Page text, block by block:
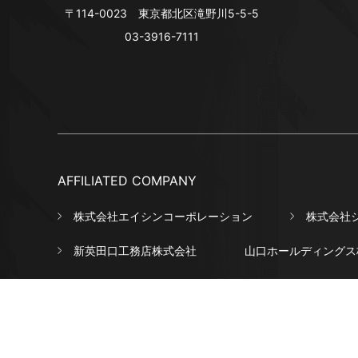
〒114-0023 東京都北区滝野川5-5-5
03-3916-7111
AFFILIATED COMPANY
株式会社エイシンコーポレーション 株式会社
新英田口工務店株式会社 山口ホールディング